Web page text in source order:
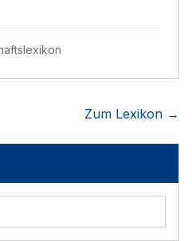
Zum Lexikon →